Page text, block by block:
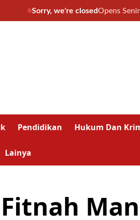
Sorry, we're closedOpens
Pendidikan Hukum Dan
Lainya